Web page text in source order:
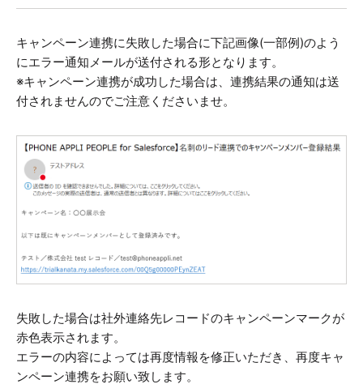
キャンペーン連携に失敗した場合に下記画像(一部例)のよう
にエラー通知メールが送付される形となります。
※キャンペーン連携が成功した場合は、連携結果の通知は送
付されませんのでご注意くださいませ。
失敗した場合は社外連絡先レコードのキャンペーンマークが
赤色表示されます。
エラーの内容によっては再度情報を修正いただき、再度キャ
ンペーン連携をお願い致します。